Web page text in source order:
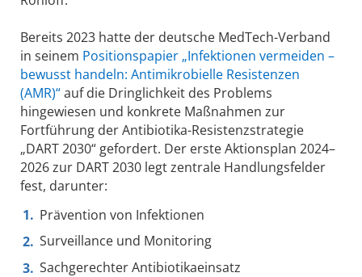
Bereits 2023 hatte der deutsche MedTech-Verband
in seinem Positionspapier „Infektionen vermeiden –
bewusst handeln: Antimikrobielle Resistenzen
(AMR)“auf die Dringlichkeit des Problems
hingewiesen und konkrete Maßnahmen zur
Fortführung der Antibiotika-Resistenzstrategie
„DART 2030“ gefordert. Der erste Aktionsplan 2024–
2026 zur DART 2030 legt zentrale Handlungsfelder
fest, darunter:
Prävention von Infektionen
Surveillance und Monitoring
Sachgerechter Antibiotikaeinsatz